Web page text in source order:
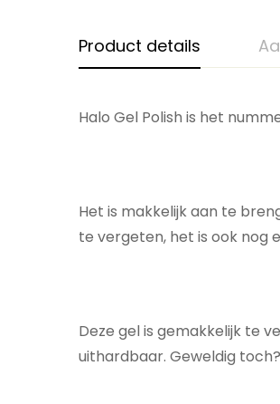
Product details
Halo Gel Polish is het
Het is makkelijk aan te
te vergeten, het is ook nog
Deze gel is gemakkelijk te
uithardbaar. Geweldig